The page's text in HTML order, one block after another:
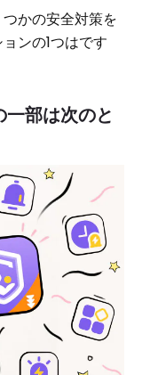
かの安全対策を
ンの1つはです
部は次のと